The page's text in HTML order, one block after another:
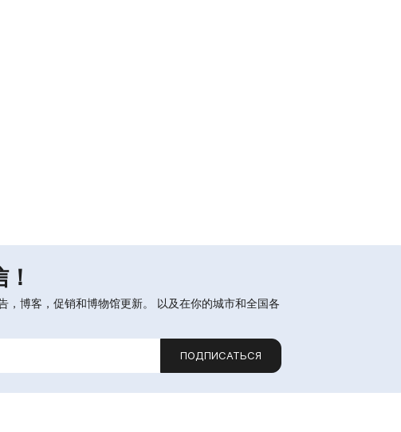
，博客，促销和博物馆更新。 以及在你的城市和全国各
ПОДПИСАТЬСЯ